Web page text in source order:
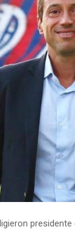
presidente